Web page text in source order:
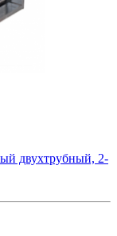
двухтрубный, 2-